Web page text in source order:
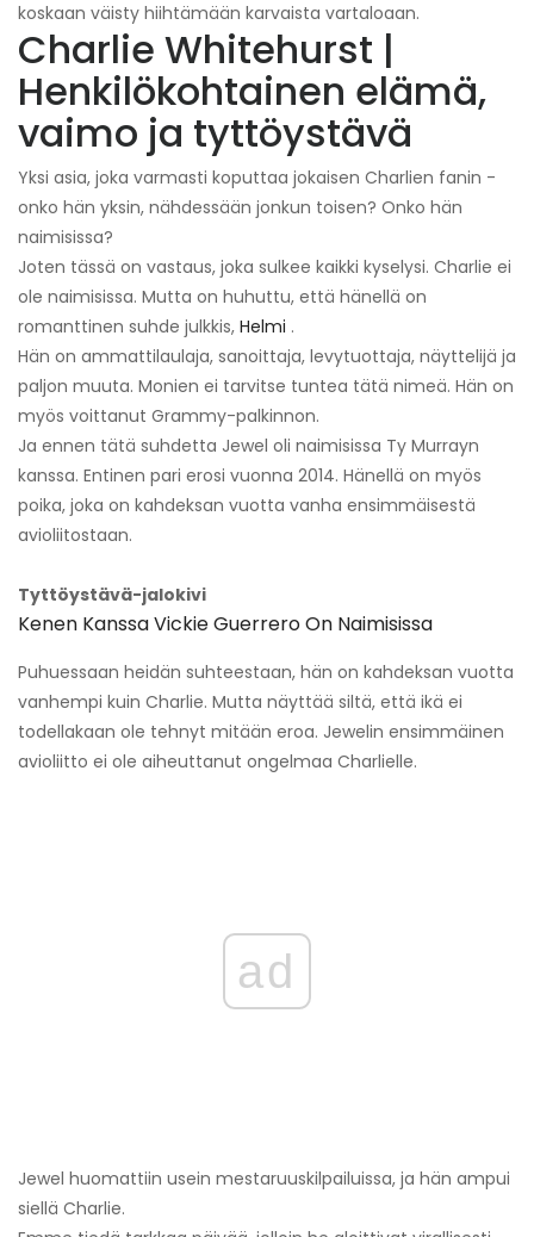
koskaan väisty hiihtämään karvaista vartaloaan.
Charlie Whitehurst |
Henkilökohtainen elämä,
vaimo ja tyttöystävä
Yksi asia, joka varmasti koputtaa jokaisen Charlien fanin -
onko hän yksin, nähdessään jonkun toisen? Onko hän
naimisissa?
Joten tässä on vastaus, joka sulkee kaikki kyselysi. Charlie ei
ole naimisissa. Mutta on huhuttu, että hänellä on
romanttinen suhde julkkis, Helmi .
Hän on ammattilaulaja, sanoittaja, levytuottaja, näyttelijä ja
paljon muuta. Monien ei tarvitse tuntea tätä nimeä. Hän on
myös voittanut Grammy-palkinnon.
Ja ennen tätä suhdetta Jewel oli naimisissa Ty Murrayn
kanssa. Entinen pari erosi vuonna 2014. Hänellä on myös
poika, joka on kahdeksan vuotta vanha ensimmäisestä
avioliitostaan.
Tyttöystävä-jalokivi
Kenen Kanssa Vickie Guerrero On Naimisissa
Puhuessaan heidän suhteestaan, hän on kahdeksan vuotta
vanhempi kuin Charlie. Mutta näyttää siltä, ​​että ikä ei
todellakaan ole tehnyt mitään eroa. Jewelin ensimmäinen
avioliitto ei ole aiheuttanut ongelmaa Charlielle.
ad
Jewel huomattiin usein mestaruuskilpailuissa, ja hän ampui
siellä Charlie.